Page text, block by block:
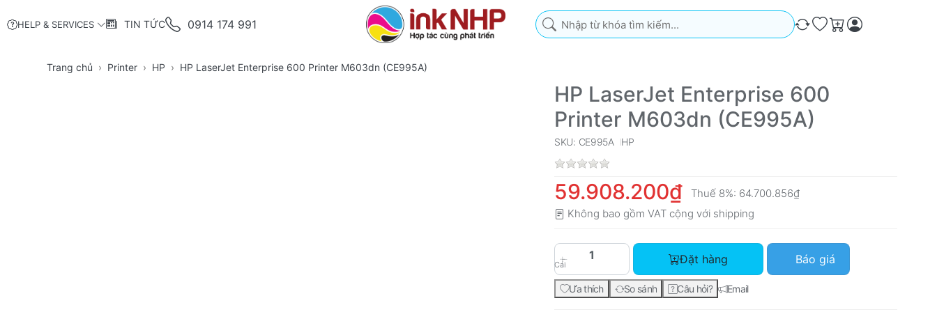
HELP & SERVICES TIN TỨC 0914 174 991
Nhập từ khóa tìm kiếm. Kết quả sẽ tự động xuất hiện khi bạn nhập. Nhấn phím
So sánh
Ưa thích
Giỏ hàng
Trang chủ Printer HP HP LaserJet Enterprise 600 Printer M603dn (CE995A)
HP LaserJet Enterprise 600
Printer M603dn (CE995A)
SKU: CE995A HP
59.908.200₫ Thuế 8%: 64.700.856₫
Không bao gồm VAT cộng với shipping
Cái
HP LaserJet Enterprise 600 Printer M603dn (CE995A) với giá
Đặt hàng Báo giá
Ưa thích So sánh Câu hỏi? Email